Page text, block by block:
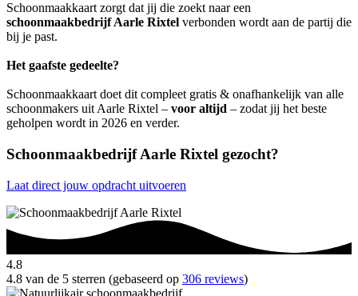
Schoonmaakkaart zorgt dat jij die zoekt naar een
schoonmaakbedrijf Aarle Rixtel verbonden wordt aan de partij die
bij je past.
Het gaafste gedeelte?
Schoonmaakkaart doet dit compleet gratis & onafhankelijk van alle
schoonmakers uit Aarle Rixtel – voor altijd – zodat jij het beste
geholpen wordt in 2026 en verder.
Schoonmaakbedrijf Aarle Rixtel gezocht?
Laat direct jouw opdracht uitvoeren
4.8
4.8 van de 5 sterren (gebaseerd op 306 reviews)